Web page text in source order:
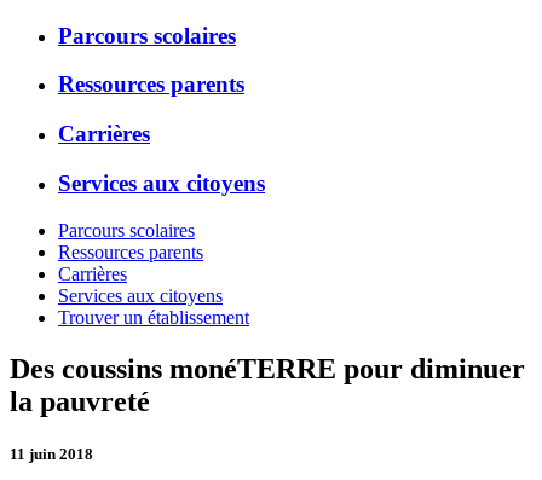
Parcours scolaires
Ressources parents
Carrières
Services aux citoyens
Parcours scolaires
Ressources parents
Carrières
Services aux citoyens
Trouver un établissement
Des coussins monéTERRE pour diminuer
la pauvreté
11 juin 2018